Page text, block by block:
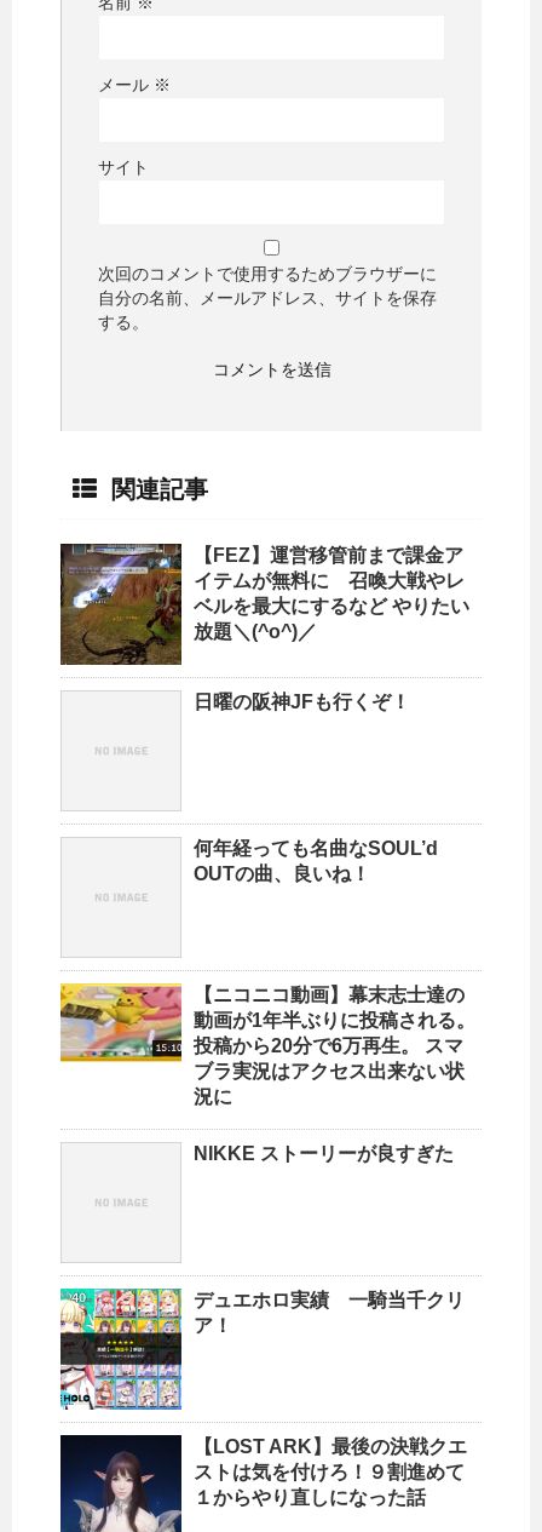
メール ※
サイト
次回のコメントで使用するためブラウザーに
自分の名前、メールアドレス、サイトを保存
する。
関連記事
【FEZ】運営移管前まで課金ア
イテムが無料に 召喚大戦やレ
ベルを最大にするなど やりたい
放題＼(^o^)／
日曜の阪神JFも行くぞ！
何年経っても名曲なSOUL’d
OUTの曲、良いね！
【ニコニコ動画】幕末志士達の
動画が1年半ぶりに投稿される。
投稿から20分で6万再生。 スマ
ブラ実況はアクセス出来ない状
況に
NIKKE ストーリーが良すぎた
デュエホロ実績 一騎当千クリ
ア！
【LOST ARK】最後の決戦クエ
ストは気を付けろ！９割進めて
１からやり直しになった話